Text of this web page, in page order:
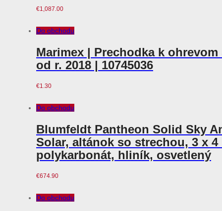
€1,087.00
Do obchodu
Marimex | Prechodka k ohrevom
od r. 2018 | 10745036
€1.30
Do obchodu
Blumfeldt Pantheon Solid Sky
Solar, altánok so strechou, 3 x 4
polykarbonát, hliník, osvetlený
€674.90
Do obchodu